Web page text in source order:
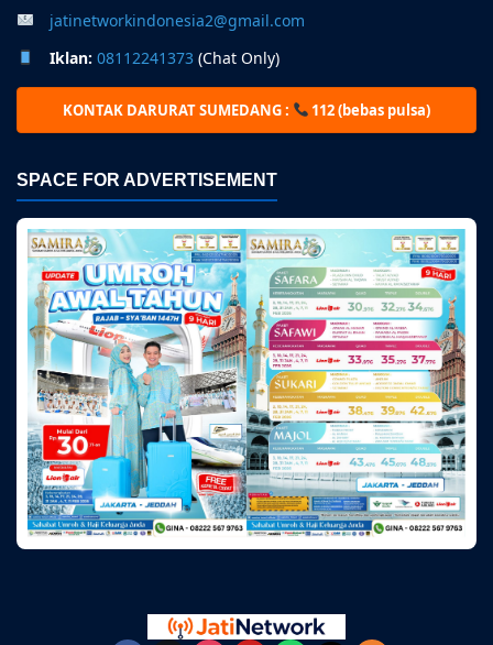
jatinetworkindonesia2@gmail.com
Iklan: 08112241373 (Chat Only)
KONTAK DARURAT SUMEDANG : 112 (bebas pulsa)
SPACE FOR ADVERTISEMENT